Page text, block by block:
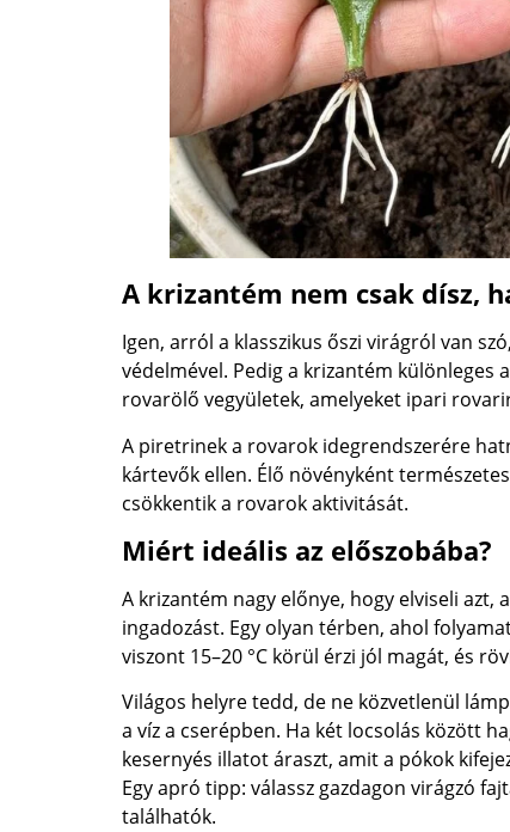
A krizantém nem csak dísz,
Igen, arról a klasszikus őszi virágról van
védelmével. Pedig a krizantém különleges
rovarölő vegyületek, amelyeket ipari
A piretrinek a rovarok idegrendszerére
kártevők ellen. Élő növényként
csökkentik a rovarok aktivitását.
Miért ideális az előszobába?
A krizantém nagy előnye, hogy elviseli
ingadozást. Egy olyan térben, ahol
viszont 15–20 °C körül érzi jól magát, és
Világos helyre tedd, de ne közvetlenül
a víz a cserépben. Ha két locsolás között
kesernyés illatot áraszt, amit a pókok
Egy apró tipp: válassz gazdagon virágzó
találhatók.